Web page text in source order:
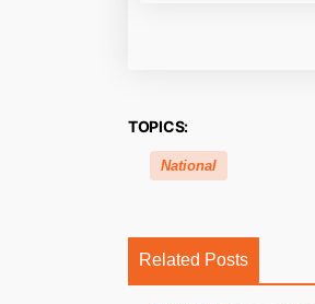
TOPICS:
National
Related Posts